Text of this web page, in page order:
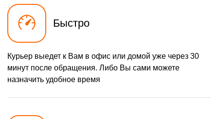
Замена платы обработки
видеосигнала
Замена конденсатора
управления
Заказать
Замена ИК-приемника
1500 р
Замена SCART-разъема
Быстро
Курьер выедет к Вам в офис или домой уже через 30
минут после обращения. Либо Вы сами можете
назначить удобное время